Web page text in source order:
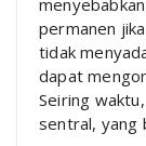
permanen
tidak
dapat
Seiring
sentral, yang